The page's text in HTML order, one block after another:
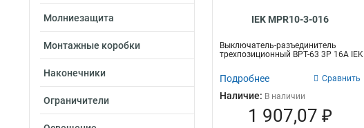
Молниезащита
Монтажные коробки
Наконечники
Ограничители
IEK MPR10-3-016
Выключатель-разъединитель
трехпозиционный ВРТ-63 3P 16А IEK
Подробнее Сравнить
Наличие: В наличии
1 907,07 ₽